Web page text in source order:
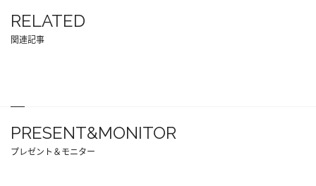
RELATED
関連記事
PRESENT&MONITOR
プレゼント＆モニター